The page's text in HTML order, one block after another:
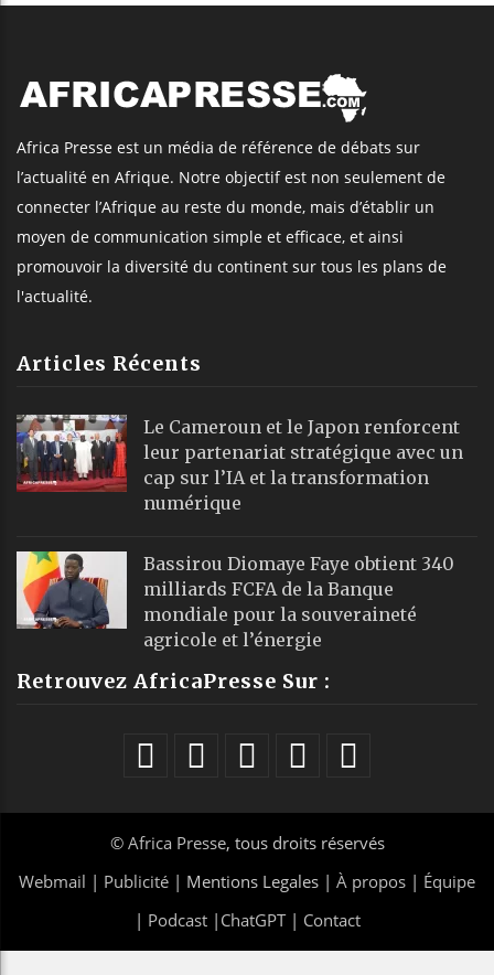
Africa Presse est un média de référence de débats sur
l’actualité en Afrique. Notre objectif est non seulement de
connecter l’Afrique au reste du monde, mais d’établir un
moyen de communication simple et efficace, et ainsi
promouvoir la diversité du continent sur tous les plans de
l'actualité.
Articles Récents
Le Cameroun et le Japon renforcent
leur partenariat stratégique avec un
cap sur l’IA et la transformation
numérique
Bassirou Diomaye Faye obtient 340
milliards FCFA de la Banque
mondiale pour la souveraineté
agricole et l’énergie
Retrouvez AfricaPresse Sur :
© Africa Presse, tous droits réservés
Webmail | Publicité | Mentions Legales | À propos | Équipe
| Podcast| ChatGPT| Contact